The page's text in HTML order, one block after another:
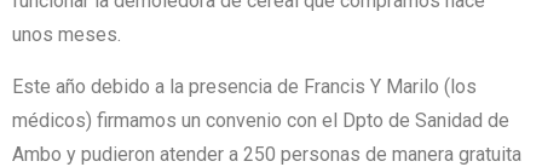
unos meses.
Este año debido a la presencia de Francis Y Marilo (los
médicos) firmamos un convenio con el Dpto de Sanidad de
Ambo y pudieron atender a 250 personas de manera gratuita